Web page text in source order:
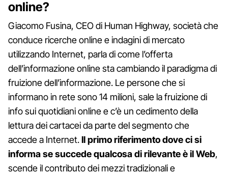
online?
Giacomo Fusina, CEO di Human Highway, società che
conduce ricerche online e indagini di mercato
utilizzando Internet, parla di come l’offerta
dell’informazione online sta cambiando il paradigma di
fruizione dell’informazione. Le persone che si
informano in rete sono 14 milioni, sale la fruizione di
info sui quotidiani online e c’è un cedimento della
lettura dei cartacei da parte del segmento che
accede a Internet.Il primo riferimento dove ci si
informa se succede qualcosa di rilevante è il Web,
scende il contributo dei mezzi tradizionali e